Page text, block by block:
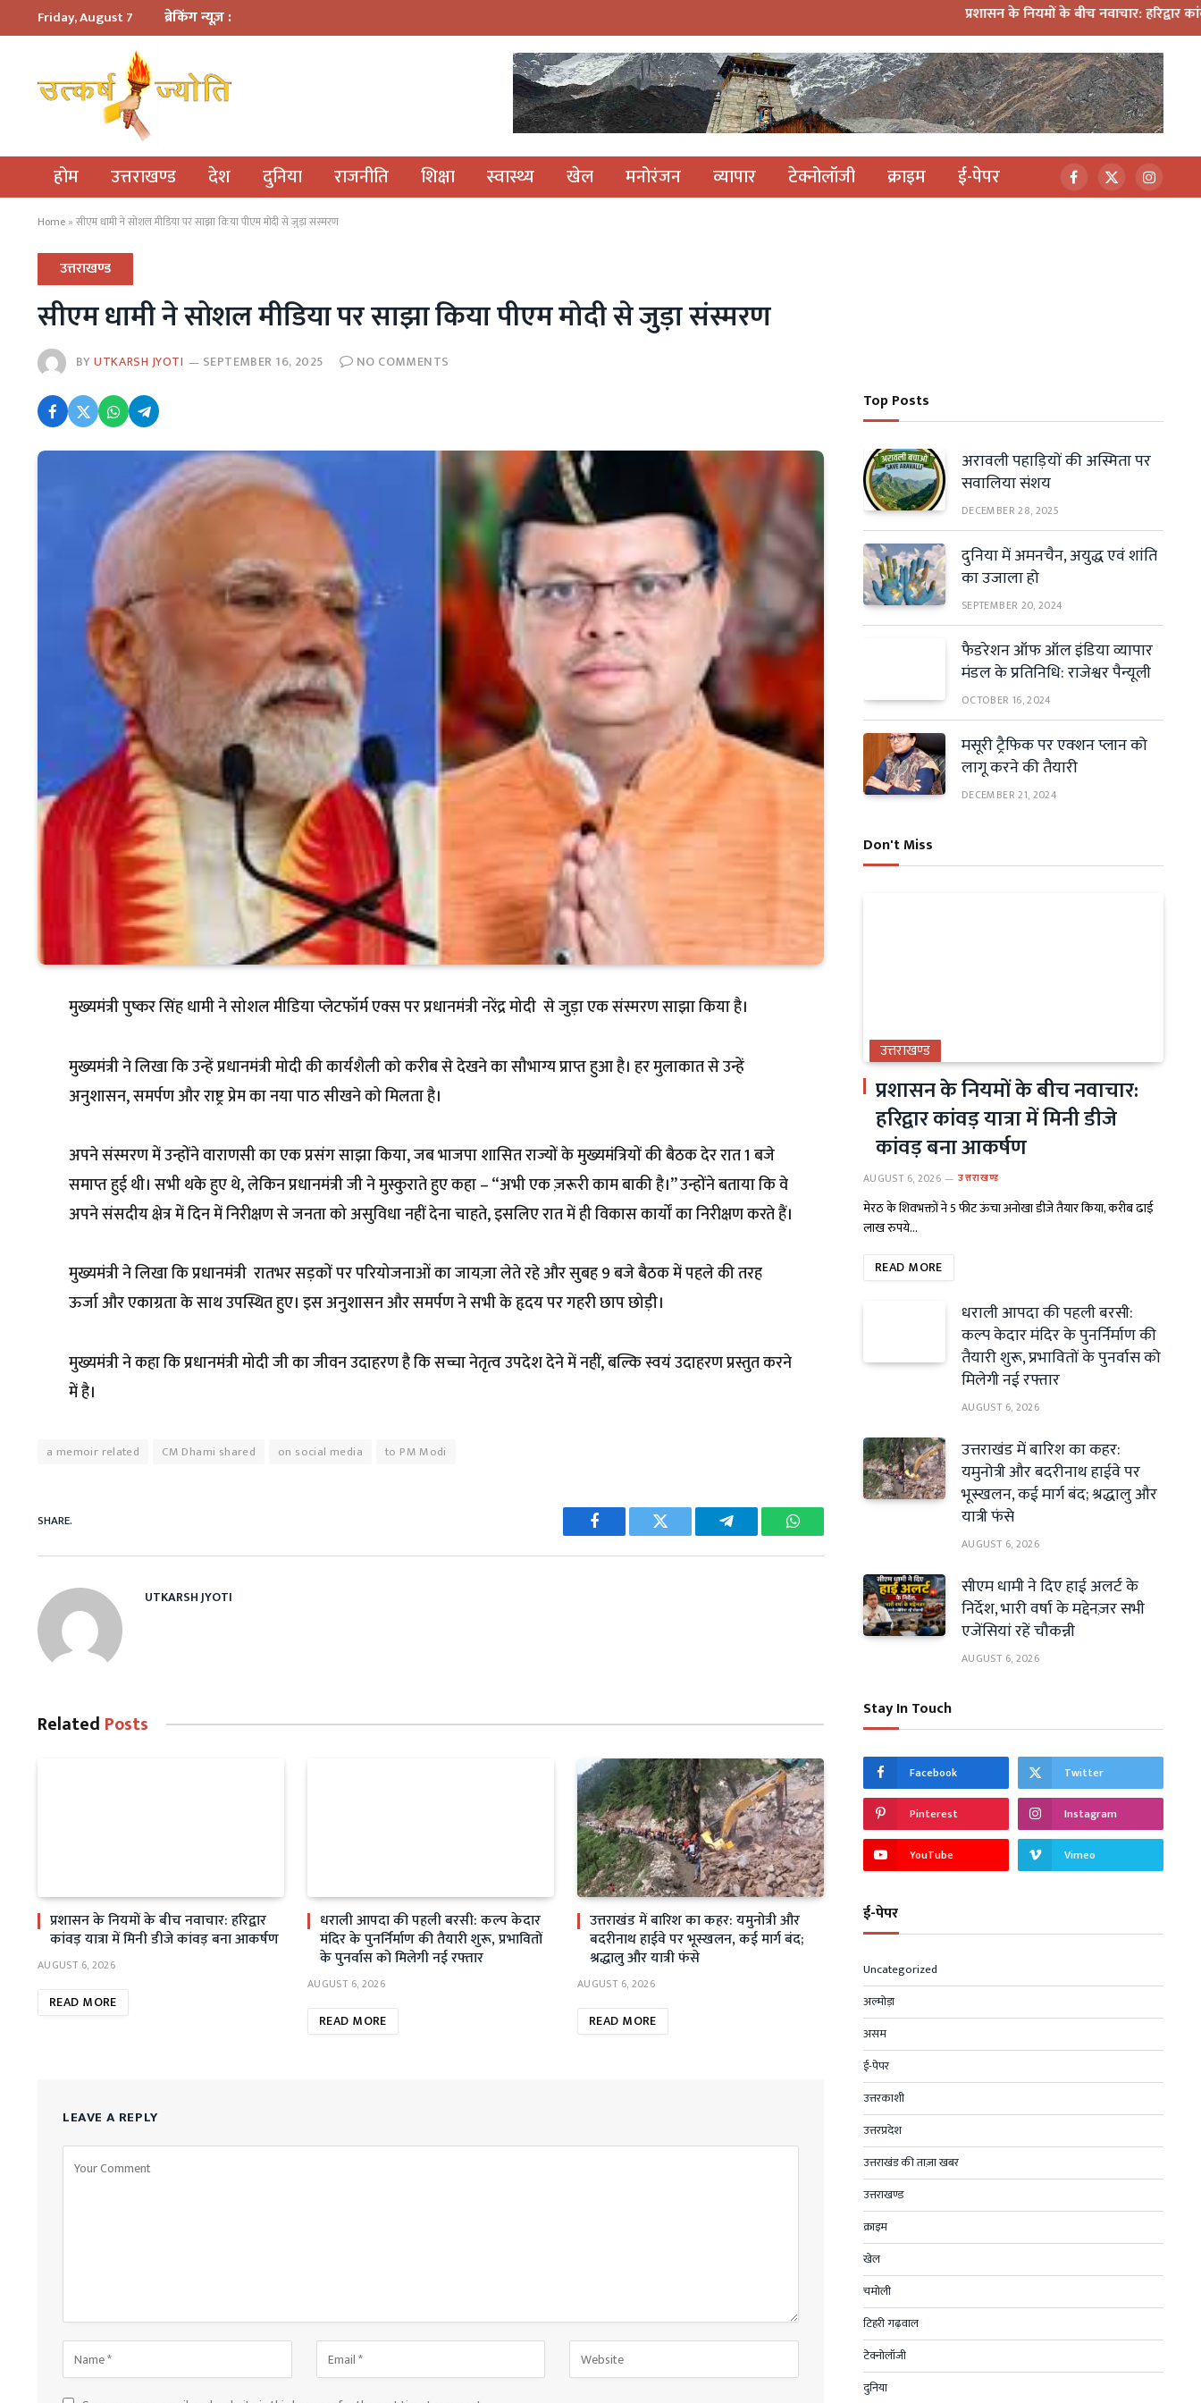
Friday, August 7 ब्रेकिंग न्यूज़ : प्रशासन के नियमों के बीच नवाचार: हरिद्वार कांवड़ यात्रा में मिनी
होम उत्तराखण्ड देश दुनिया राजनीति शिक्षा स्वास्थ्य खेल मनोरंजन व्यापार टेक्नोलॉजी क्राइम ई-पेपर Facebook
X
(Twitter)
Home » सीएम धामी ने सोशल मीडिया पर साझा किया पीएम मोदी से जुड़ा संस्मरण
उत्तराखण्ड
सीएम धामी ने सोशल मीडिया पर साझा किया पीएम मोदी से जुड़ा संस्मरण
BYUTKARSH JYOTI SEPTEMBER 16, 2025 NO COMMENTS
मुख्यमंत्री पुष्कर सिंह धामी ने सोशल मीडिया प्लेटफॉर्म एक्स पर प्रधानमंत्री नरेंद्र मोदी से जुड़ा एक संस्मरण साझा किया है।
मुख्यमंत्री ने लिखा कि उन्हें प्रधानमंत्री मोदी की कार्यशैली को करीब से देखने का सौभाग्य प्राप्त हुआ है। हर मुलाकात से उन्हें
अनुशासन, समर्पण और राष्ट्र प्रेम का नया पाठ सीखने को मिलता है।
अपने संस्मरण में उन्होंने वाराणसी का एक प्रसंग साझा किया, जब भाजपा शासित राज्यों के मुख्यमंत्रियों की बैठक देर रात 1 बजे
समाप्त हुई थी। सभी थके हुए थे, लेकिन प्रधानमंत्री जी ने मुस्कुराते हुए कहा – “अभी एक ज़रूरी काम बाकी है।” उन्होंने बताया कि वे
अपने संसदीय क्षेत्र में दिन में निरीक्षण से जनता को असुविधा नहीं देना चाहते, इसलिए रात में ही विकास कार्यों का निरीक्षण करते हैं।
मुख्यमंत्री ने लिखा कि प्रधानमंत्री रातभर सड़कों पर परियोजनाओं का जायज़ा लेते रहे और सुबह 9 बजे बैठक में पहले की तरह
ऊर्जा और एकाग्रता के साथ उपस्थित हुए। इस अनुशासन और समर्पण ने सभी के हृदय पर गहरी छाप छोड़ी।
मुख्यमंत्री ने कहा कि प्रधानमंत्री मोदी जी का जीवन उदाहरण है कि सच्चा नेतृत्व उपदेश देने में नहीं, बल्कि स्वयं उदाहरण प्रस्तुत करने
में है।
a memoir related CM Dhami shared on social media to PM Modi
SHARE.
Facebook Twitter Telegram WhatsApp
UTKARSH JYOTI
Related Posts
प्रशासन के नियमों के बीच नवाचार: हरिद्वार
कांवड़ यात्रा में मिनी डीजे कांवड़ बना आकर्षण
AUGUST 6, 2026
READ MORE
धराली आपदा की पहली बरसी: कल्प केदार
मंदिर के पुनर्निर्माण की तैयारी शुरू, प्रभावितों
के पुनर्वास को मिलेगी नई रफ्तार
AUGUST 6, 2026
READ MORE
उत्तराखंड में बारिश का कहर: यमुनोत्री और
बदरीनाथ हाईवे पर भूस्खलन, कई मार्ग बंद;
श्रद्धालु और यात्री फंसे
AUGUST 6, 2026
READ MORE
LEAVE A REPLY
Top Posts
अरावली पहाड़ियों की अस्मिता पर
सवालिया संशय
DECEMBER 28, 2025
दुनिया में अमनचैन, अयुद्ध एवं शांति
का उजाला हो
SEPTEMBER 20, 2024
फैडरेशन ऑफ ऑल इंडिया व्यापार
मंडल के प्रतिनिधि: राजेश्वर पैन्यूली
OCTOBER 16, 2024
मसूरी ट्रैफिक पर एक्शन प्लान को
लागू करने की तैयारी
DECEMBER 21, 2024
Don't Miss
उत्तराखण्ड
प्रशासन के नियमों के बीच नवाचार:
हरिद्वार कांवड़ यात्रा में मिनी डीजे
कांवड़ बना आकर्षण
AUGUST 6, 2026 उत्तराखण्ड
मेरठ के शिवभक्तों ने 5 फीट ऊंचा अनोखा डीजे तैयार किया, करीब ढाई
लाख रुपये…
READ MORE
धराली आपदा की पहली बरसी:
कल्प केदार मंदिर के पुनर्निर्माण की
तैयारी शुरू, प्रभावितों के पुनर्वास को
मिलेगी नई रफ्तार
AUGUST 6, 2026
उत्तराखंड में बारिश का कहर:
यमुनोत्री और बदरीनाथ हाईवे पर
भूस्खलन, कई मार्ग बंद; श्रद्धालु और
यात्री फंसे
AUGUST 6, 2026
सीएम धामी ने दिए हाई अलर्ट के
निर्देश, भारी वर्षा के मद्देनज़र सभी
एजेंसियां रहें चौकन्नी
AUGUST 6, 2026
Stay In Touch
Facebook Twitter
Pinterest Instagram
YouTube Vimeo
ई-पेपर
Uncategorized
अल्मोड़ा
असम
ई-पेपर
उत्तरकाशी
उत्तरप्रदेश
उत्तराखंड की ताज़ा खबर
उत्तराखण्ड
क्राइम
खेल
चमोली
टिहरी गढ़वाल
टेक्नोलॉजी
दुनिया